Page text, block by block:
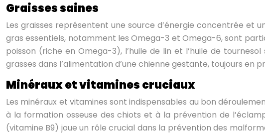
Graisses saines
Les graisses représentent une source d’énergie concentrée et
gras essentiels, notamment les Omega-3 et Omega-6, sont
poisson (riche en Omega-3), l’huile de lin et l’huile de
grasses dans l’alimentation d’une chienne gestante, toujours en
Minéraux et vitamines cruciaux
Les minéraux et vitamines sont indispensables au bon
à la formation osseuse des chiots et à la prévention de
(vitamine B9) joue un rôle crucial dans la prévention des